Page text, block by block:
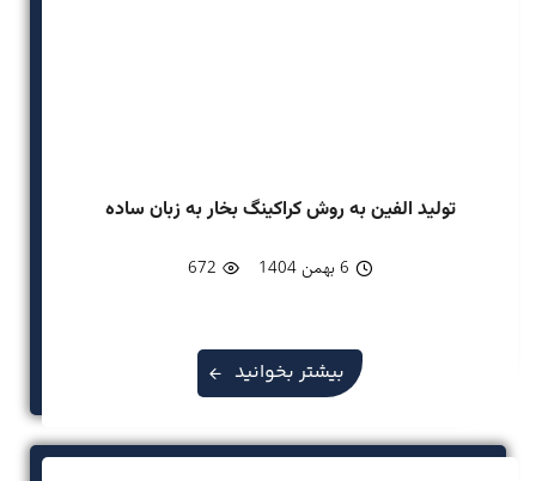
تولید الفین به روش کراکینگ بخار به زبان ساده
6 بهمن 1404 672
بیشتر بخوانید